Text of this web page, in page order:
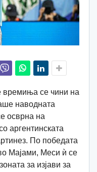
времиња се чини на
наводната
осврна на
аргентинската
По победата
Мајами, Меси ѝ се
за изјави за